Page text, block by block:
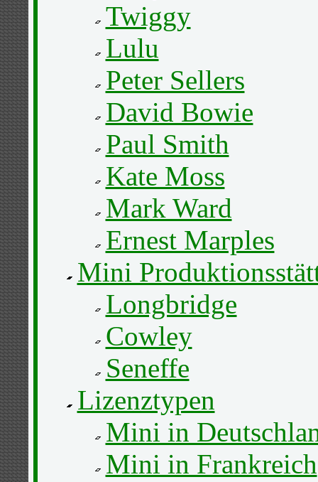
Twiggy
Lulu
Peter Sellers
David Bowie
Paul Smith
Kate Moss
Mark Ward
Ernest Marples
Mini
Longbridge
Cowley
Seneffe
Lizenztypen
Mini in
Mini in Frankreich